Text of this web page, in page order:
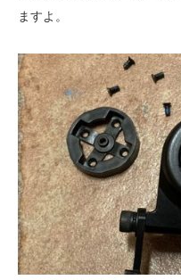
ますよ。